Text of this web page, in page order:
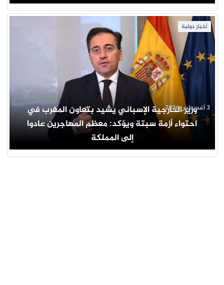
أخبار دولية
وزير الخارجية الإسباني يشيد بتعاون المغرب في
احتواء أزمة سبتة ويؤكد: معظم المهاجرين عادوا
إلى المملكة
3 أغسطس 2026